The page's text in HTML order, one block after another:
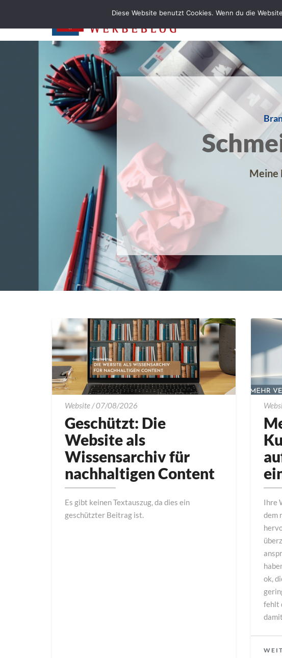
Meine
Website/07/08/2026
Die
Website
als
Wissensarchiv
für
nachhaltigen
Geschützt: Die
Website als
Wissensarchiv für
nachhaltigen Content
Es gibt keinen Textauszug, da dies ein
geschützter Beitrag ist.
Ihre
dem
ok,
fehlt
Diese Website benutzt Cookies. Wenn du die